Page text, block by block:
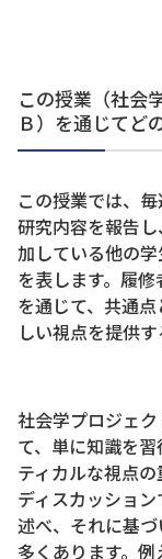
この授業（社会
Ｂ）を通じてど
この授業では、
研究内容を報告
加している他の
を表します。履
を通じて、共通
しい視点を提供す
社会学プロジェ
て、単に知識を
ティカルな視点
ディスカッショ
述べ、それに基
多くあります。